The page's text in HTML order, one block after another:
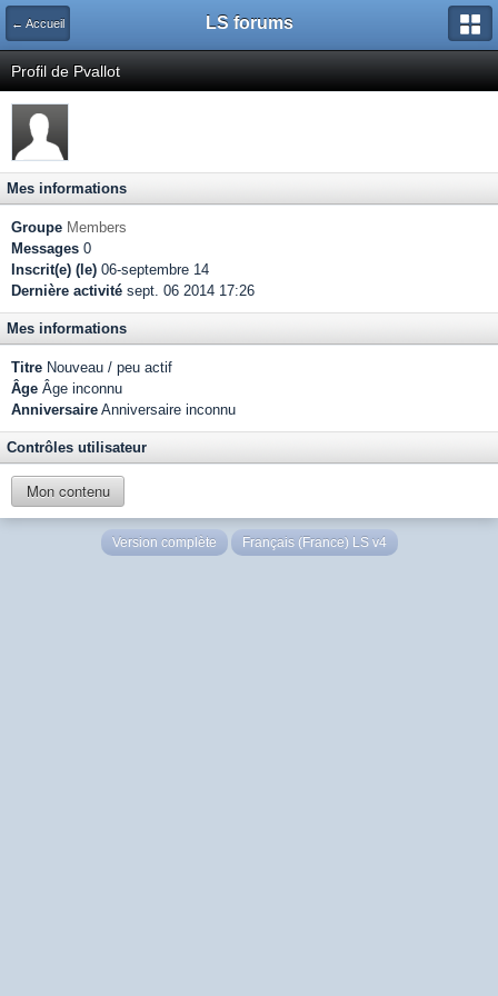
← Accueil LS forums
Profil de Pvallot
Mes informations
Groupe Members
Messages 0
Inscrit(e) (le) 06-septembre 14
Dernière activité sept. 06 2014 17:26
Mes informations
Titre Nouveau / peu actif
Âge Âge inconnu
Anniversaire Anniversaire inconnu
Contrôles utilisateur
Mon contenu
Version complète Français (France) LS v4